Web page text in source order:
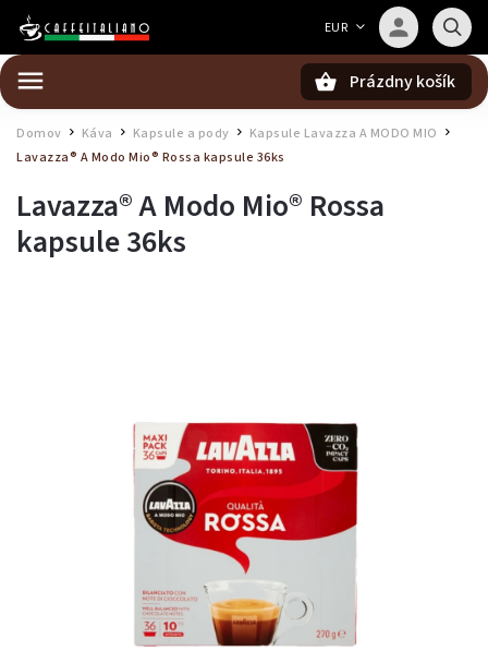
EUR
Prázdny košík
Domov Káva Kapsule a pody Kapsule Lavazza A MODO MIO
Lavazza® A Modo Mio® Rossa kapsule 36ks
Lavazza® A Modo Mio® Rossa
kapsule 36ks
Barista — poradca Caffeitaliano